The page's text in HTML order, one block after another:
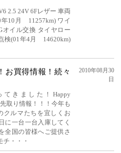
2.5 24V 6Fレザー 車両
10月 11257km) ワイ
オイル交換 タイヤロー
検(01年4月 14620km)
お買得情報！続々
きました！Happy
取り情報！！！今年も
ルマたちを宜しくお
に一台一台入庫してく
全国の皆様へご提供さ
チ・・・
2010年08月30
日